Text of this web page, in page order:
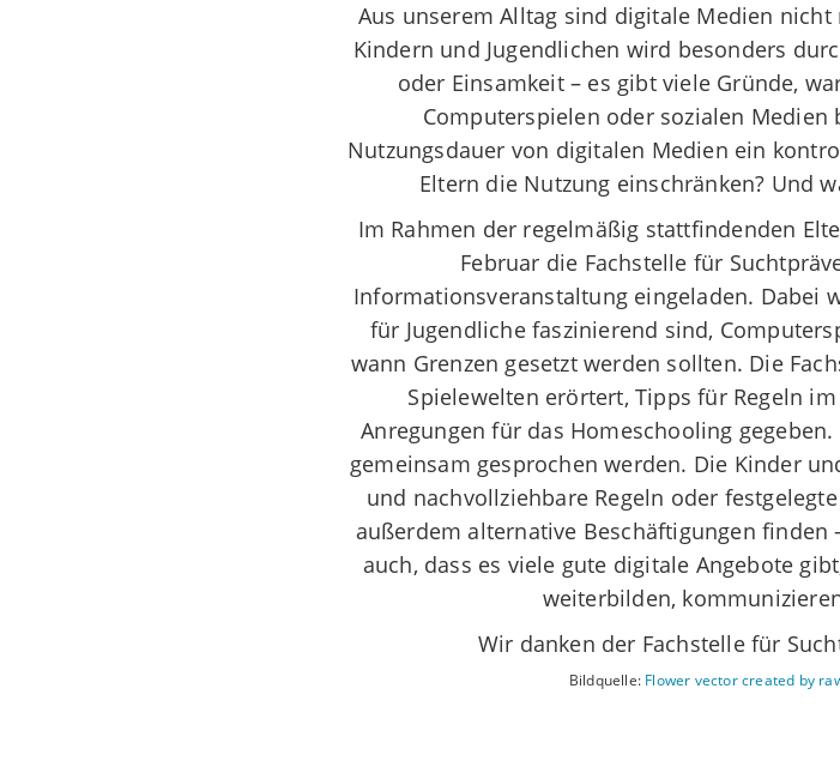
Aus unserem Alltag sind digitale Medien
Kindern und Jugendlichen wird besonders
oder Einsamkeit – es gibt viele Gründe,
Computerspielen oder sozialen
Nutzungsdauer von digitalen Medien ein
Eltern die Nutzung einschränken? Und
Im Rahmen der regelmäßig stattfindenden
Februar die Fachstelle für
Informationsveranstaltung eingeladen. Dabei
für Jugendliche faszinierend sind,
wann Grenzen gesetzt werden sollten. Die
Spielewelten erörtert, Tipps für Regeln
Anregungen für das Homeschooling
gemeinsam gesprochen werden. Die Kinder
und nachvollziehbare Regeln oder
außerdem alternative Beschäftigungen
auch, dass es viele gute digitale Angebote
weiterbilden,
Wir danken der Fachstelle für
Bildquelle: Flower vector created by